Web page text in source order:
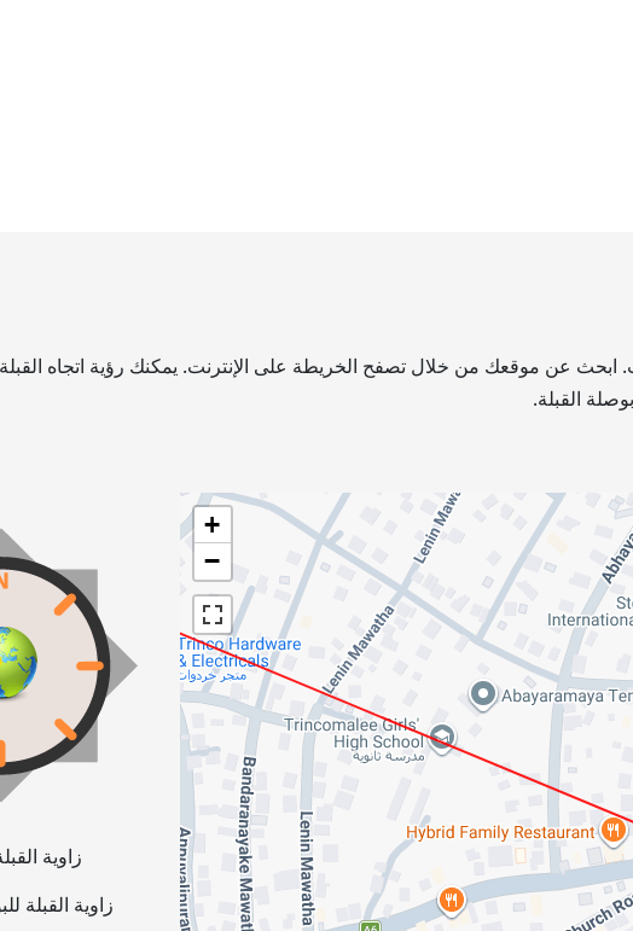
ابحث عن موقعك من خلال تصفح الخريطة على الإنترنت. يمكنك رؤية اتجاه
القبلة.
+
−
زاوية
زاوية القبلة